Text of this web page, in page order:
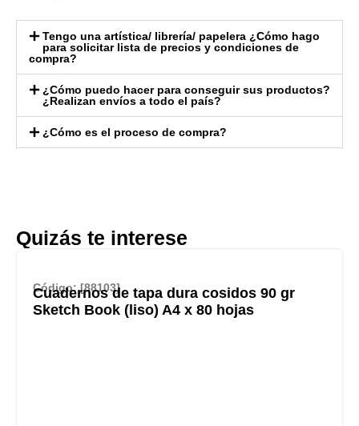
Tengo una artística/ librería/ papelera ¿Cómo hago
para solicitar lista de precios y condiciones de
compra?
¿Cómo puedo hacer para conseguir sus productos?
¿Realizan envíos a todo el país?
¿Cómo es el proceso de compra?
Quizás te interese
Código: [88103]
Cuadernos de tapa dura cosidos 90 gr
Sketch Book (liso) A4 x 80 hojas